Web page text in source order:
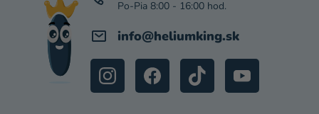
info@heliumking.sk